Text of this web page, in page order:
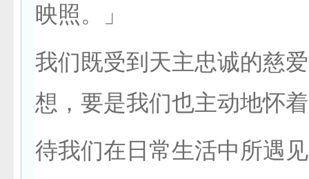
映照。」
我们既受到天主忠诚的慈
想，要是我们也主动地怀
待我们在日常生活中所遇